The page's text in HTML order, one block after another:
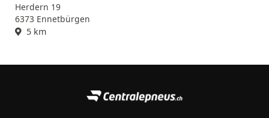
Herdern 19
6373 Ennetbürgen
5 km